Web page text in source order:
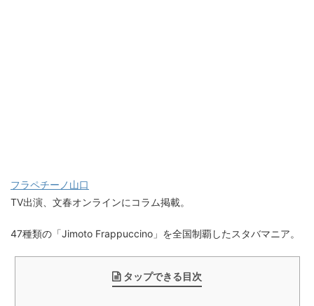
フラペチーノ山口
TV出演、文春オンラインにコラム掲載。
47種類の「Jimoto Frappuccino」を全国制覇したスタバマニア。
タップできる目次